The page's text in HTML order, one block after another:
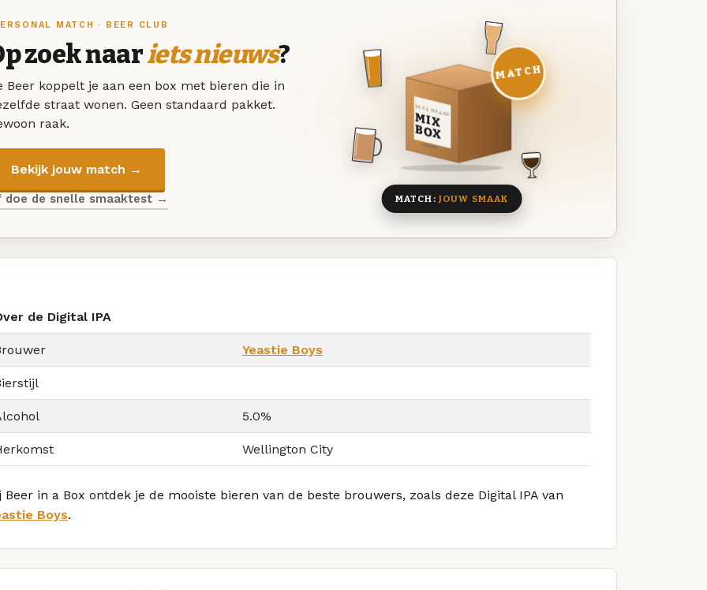
MATCH · BEER CLUB
zoek naariets nieuws?
Beer koppelt je aan een box met bieren die in
straat wonen. Geen standaard pakket.
raak.
Bekijk jouw match →
doe de snelle smaaktest →
DEZE MAAND
MIX
BOX
8 BIEREN
MATCH
MATCH: JOUW SMAAK
de Digital IPA
Yeastie Boys
5.0%
Wellington City
Beer in a Box ontdek je de mooiste bieren van de beste brouwers, zoals deze Digital IPA van
Boys.